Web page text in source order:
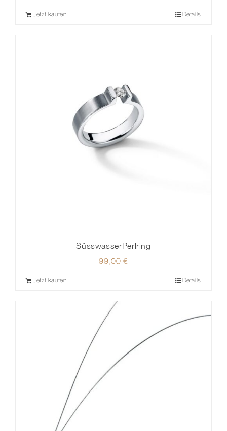
Jetzt kaufen Details
SüsswasserPerlring
99,00€
Jetzt kaufen Details